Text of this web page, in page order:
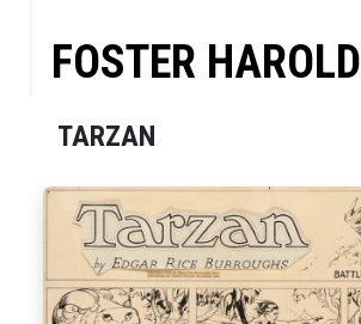
FOSTER HAROLD
TARZAN